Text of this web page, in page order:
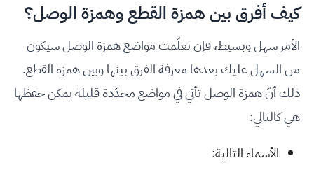
كيف أفرق بين همزة القطع وهمزة الوصل؟
الأمر سهل وبسيط، فإن تعلّمت مواضع همزة الوصل سيكون
من السهل عليك بعدها معرفة الفرق بينها وبين همزة القطع.
ذلك أنّ همزة الوصل تأتي في مواضع محدّدة قليلة يمكن حفظها
هي كالتالي:
الأسماء التالية: